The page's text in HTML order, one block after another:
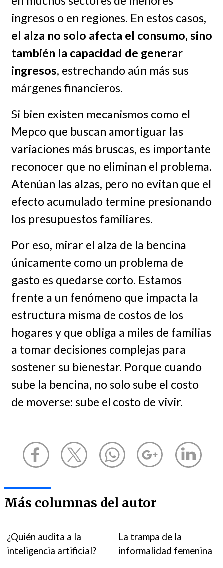
ingresos o en regiones. En estos casos,
el alza no solo afecta el consumo, sino
también la capacidad de generar
ingresos, estrechando aún más sus
márgenes financieros.
Si bien existen mecanismos como el
Mepco que buscan amortiguar las
variaciones más bruscas, es importante
reconocer que no eliminan el problema.
Atenúan las alzas, pero no evitan que el
efecto acumulado termine presionando
los presupuestos familiares.
Por eso, mirar el alza de la bencina
únicamente como un problema de
gasto es quedarse corto. Estamos
frente a un fenómeno que impacta la
estructura misma de costos de los
hogares y que obliga a miles de familias
a tomar decisiones complejas para
sostener su bienestar. Porque cuando
sube la bencina, no solo sube el costo
de moverse: sube el costo de vivir.
Más columnas del autor
¿Quién audita a la
inteligencia artificial?
La trampa de la
informalidad femenina